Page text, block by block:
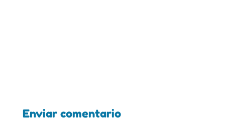
Enviar comentario